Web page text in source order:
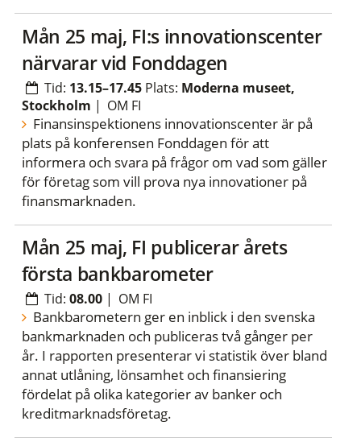
mån 25 maj, FI:s innovationscenter
närvarar vid Fonddagen
Tid: 13.15–17.45 Plats: Moderna museet,
Stockholm | OM FI
Finansinspektionens innovationscenter är på
plats på konferensen Fonddagen för att
informera och svara på frågor om vad som gäller
för företag som vill prova nya innovationer på
finansmarknaden.
mån 25 maj, FI publicerar årets
första bankbarometer
Tid:08.00 | OM FI
Bankbarometern ger en inblick i den svenska
bankmarknaden och publiceras två gånger per
år. I rapporten presenterar vi statistik över bland
annat utlåning, lönsamhet och finansiering
fördelat på olika kategorier av banker och
kreditmarknadsföretag.